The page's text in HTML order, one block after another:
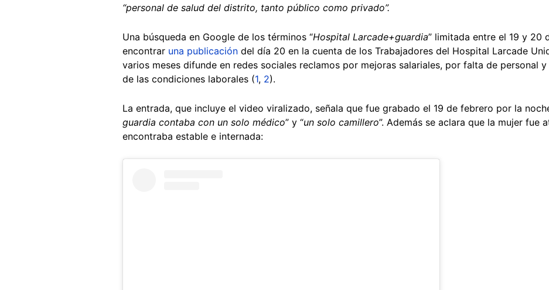
“personal de salud del distrito, tanto público como privado”.
Una búsqueda en Google de los términos “Hospital Larcade+guardia” limitada entre el 19 y 20
encontrar una publicación del día 20 en la cuenta de los Trabajadores del Hospital Larcade
varios meses difunde en redes sociales reclamos por mejoras salariales, por falta de personal
de las condiciones laborales (1, 2).
La entrada, que incluye el video viralizado, señala que fue grabado el 19 de febrero por la
guardia contaba con un solo médico” y “un solo camillero”. Además se aclara que la mujer fue
encontraba estable e internada: